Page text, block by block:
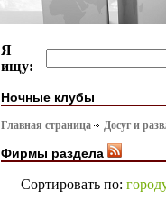
Я
ищу:
Ночные клубы
Главная страница Досуг и
Фирмы раздела
Сортировать по: